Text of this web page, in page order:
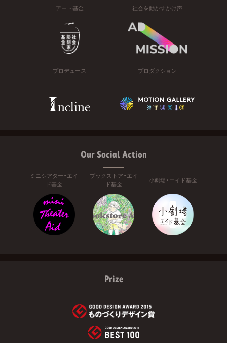
アート基金 社会を動かすかけ声
プロデュース プロダクション
Our Social Action
ミニシアター・エイ
ド基金
ブックストア・エイ
ド基金
小劇場・エイド基金
Prize